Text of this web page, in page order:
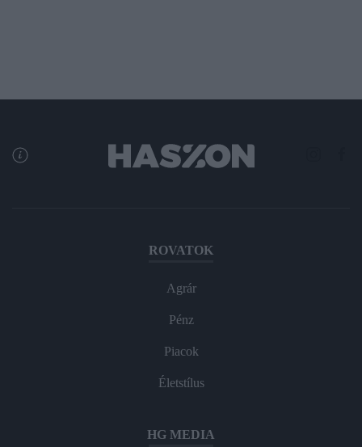
ROVATOK
Agrár
Pénz
Piacok
Életstílus
HG MEDIA